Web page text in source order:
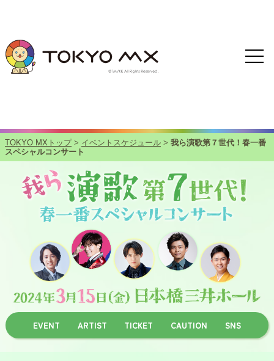
TOKYO MXトップ> イベントスケジュール > 我ら演歌第７世代！春一番
スペシャルコンサート
EVENT ARTIST TICKET CAUTION SNS